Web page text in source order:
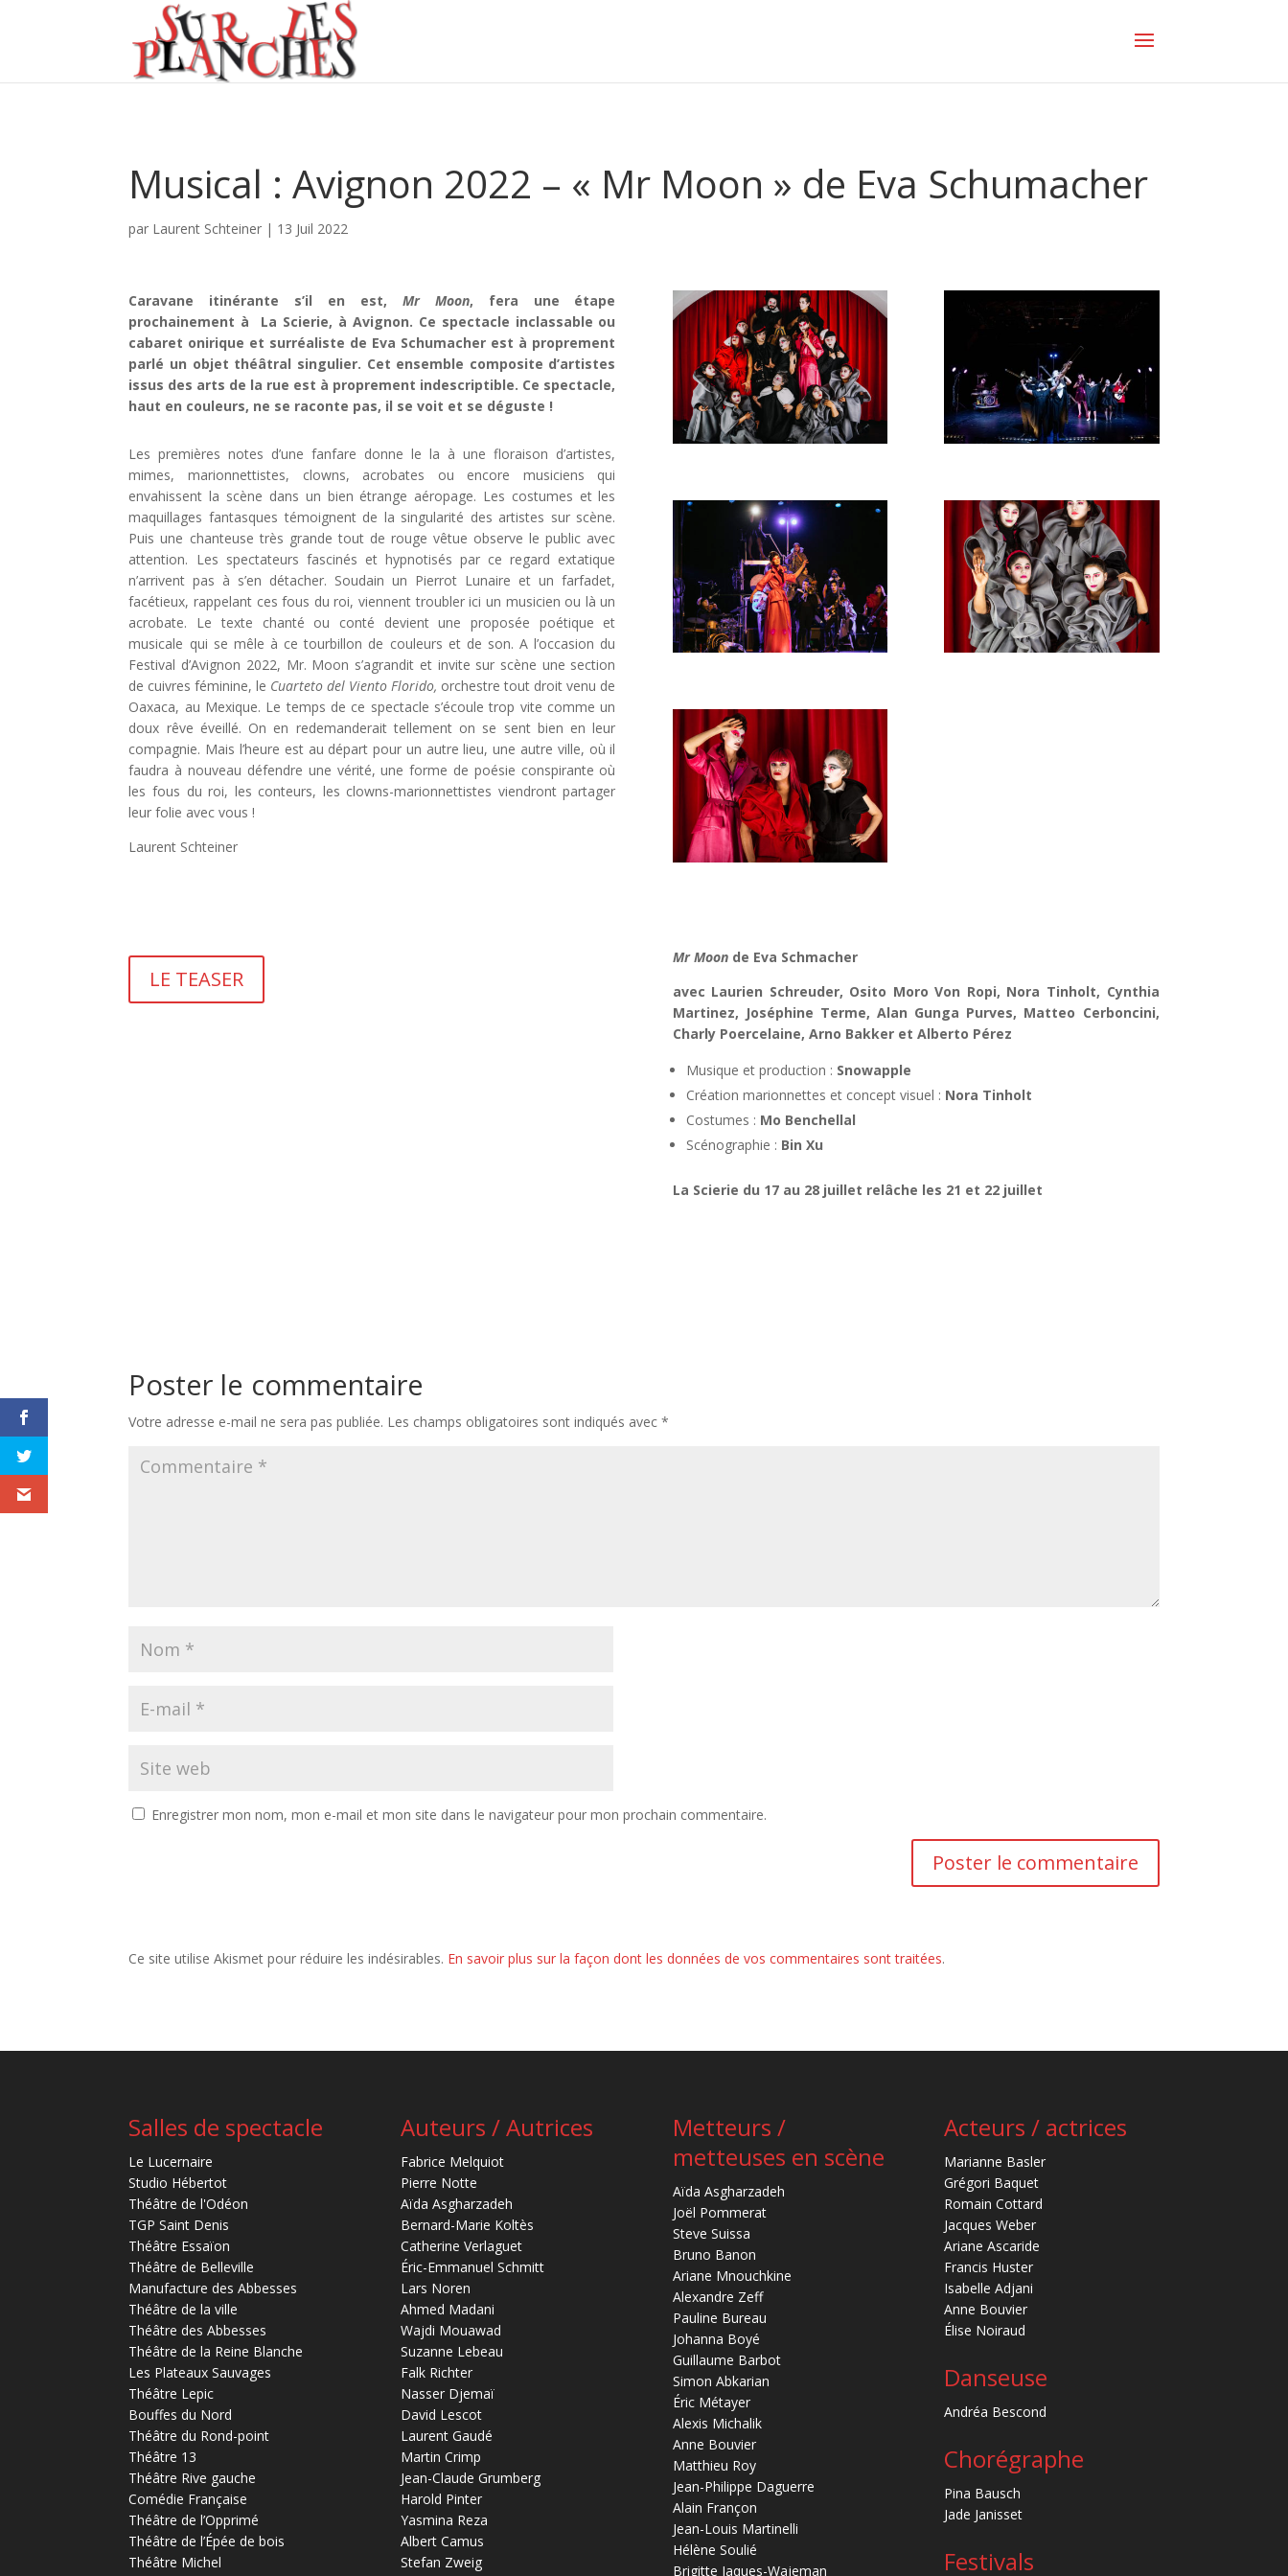
Musical : Avignon 2022 – « Mr Moon » de Eva Schumacher
par Laurent Schteiner | 13 Juil 2022
Caravane itinérante s’il en est, Mr Moon, fera une étape
prochainement à La Scierie, à Avignon. Ce spectacle inclassable ou
cabaret onirique et surréaliste de Eva Schumacher est à proprement
parlé un objet théâtral singulier. Cet ensemble composite d’artistes
issus des arts de la rue est à proprement indescriptible. Ce spectacle,
haut en couleurs, ne se raconte pas, il se voit et se déguste !
Les premières notes d’une fanfare donne le la à une floraison d’artistes,
mimes, marionnettistes, clowns, acrobates ou encore musiciens qui
envahissent la scène dans un bien étrange aéropage. Les costumes et les
maquillages fantasques témoignent de la singularité des artistes sur scène.
Puis une chanteuse très grande tout de rouge vêtue observe le public avec
attention. Les spectateurs fascinés et hypnotisés par ce regard extatique
n’arrivent pas à s’en détacher. Soudain un Pierrot Lunaire et un farfadet,
facétieux, rappelant ces fous du roi, viennent troubler ici un musicien ou là un
acrobate. Le texte chanté ou conté devient une proposée poétique et
musicale qui se mêle à ce tourbillon de couleurs et de son. A l’occasion du
Festival d’Avignon 2022, Mr. Moon s’agrandit et invite sur scène une section
de cuivres féminine, le Cuarteto del Viento Florido, orchestre tout droit venu de
Oaxaca, au Mexique. Le temps de ce spectacle s’écoule trop vite comme un
doux rêve éveillé. On en redemanderait tellement on se sent bien en leur
compagnie. Mais l’heure est au départ pour un autre lieu, une autre ville, où il
faudra à nouveau défendre une vérité, une forme de poésie conspirante où
les fous du roi, les conteurs, les clowns-marionnettistes viendront partager
leur folie avec vous !
Laurent Schteiner
LE TEASER
Mr Moon de Eva Schmacher
avec Laurien Schreuder, Osito Moro Von Ropi, Nora Tinholt, Cynthia
Martinez, Joséphine Terme, Alan Gunga Purves, Matteo Cerboncini,
Charly Poercelaine, Arno Bakker et Alberto Pérez
Musique et production : Snowapple
Création marionnettes et concept visuel : Nora Tinholt
Costumes : Mo Benchellal
Scénographie : Bin Xu
La Scierie du 17 au 28 juillet relâche les 21 et 22 juillet
Poster le commentaire
Votre adresse e-mail ne sera pas publiée. Les champs obligatoires sont indiqués avec*
Enregistrer mon nom, mon e-mail et mon site dans le navigateur pour mon prochain commentaire.
Ce site utilise Akismet pour réduire les indésirables. En savoir plus sur la façon dont les données de vos commentaires sont traitées.
Salles de spectacle
Le Lucernaire
Studio Hébertot
Théâtre de l'Odéon
TGP Saint Denis
Théâtre Essaïon
Théâtre de Belleville
Manufacture des Abbesses
Théâtre de la ville
Théâtre des Abbesses
Théâtre de la Reine Blanche
Les Plateaux Sauvages
Théâtre Lepic
Bouffes du Nord
Théâtre du Rond-point
Théâtre 13
Théâtre Rive gauche
Comédie Française
Théâtre de l’Opprimé
Théâtre de l’Épée de bois
Théâtre Michel
Auteurs / Autrices
Fabrice Melquiot
Pierre Notte
Aïda Asgharzadeh
Bernard-Marie Koltès
Catherine Verlaguet
Éric-Emmanuel Schmitt
Lars Noren
Ahmed Madani
Wajdi Mouawad
Suzanne Lebeau
Falk Richter
Nasser Djemaï
David Lescot
Laurent Gaudé
Martin Crimp
Jean-Claude Grumberg
Harold Pinter
Yasmina Reza
Albert Camus
Stefan Zweig
Metteurs /
metteuses en scène
Aïda Asgharzadeh
Joël Pommerat
Steve Suissa
Bruno Banon
Ariane Mnouchkine
Alexandre Zeff
Pauline Bureau
Johanna Boyé
Guillaume Barbot
Simon Abkarian
Éric Métayer
Alexis Michalik
Anne Bouvier
Matthieu Roy
Jean-Philippe Daguerre
Alain Françon
Jean-Louis Martinelli
Hélène Soulié
Brigitte Jaques-Wajeman
Acteurs / actrices
Marianne Basler
Grégori Baquet
Romain Cottard
Jacques Weber
Ariane Ascaride
Francis Huster
Isabelle Adjani
Anne Bouvier
Élise Noiraud
Danseuse
Andréa Bescond
Chorégraphe
Pina Bausch
Jade Janisset
Festivals